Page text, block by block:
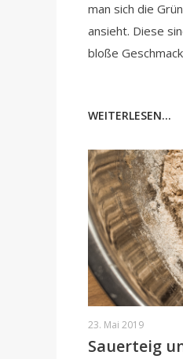
man sich die
ansieht. Diese
bloße
WEITERLESEN...
23. Mai 2019
Sauerteig